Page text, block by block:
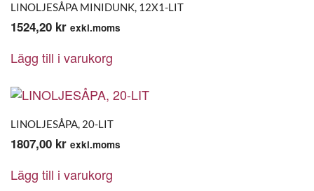
LINOLJESÅPA MINIDUNK, 12X1-LIT
1524,20 kr exkl.moms
Lägg till i varukorg
LINOLJESÅPA, 20-LIT
1807,00 kr exkl.moms
Lägg till i varukorg